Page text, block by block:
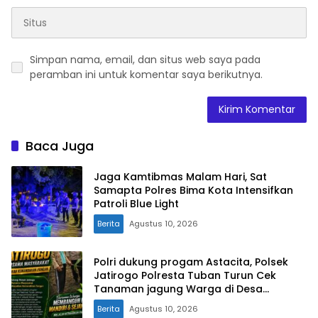
Simpan nama, email, dan situs web saya pada
peramban ini untuk komentar saya berikutnya.
Baca Juga
Jaga Kamtibmas Malam Hari, Sat
Samapta Polres Bima Kota Intensifkan
Patroli Blue Light
Berita Agustus 10, 2026
Polri dukung progam Astacita, Polsek
Jatirogo Polresta Tuban Turun Cek
Tanaman jagung Warga di Desa
Ketodan
Berita Agustus 10, 2026